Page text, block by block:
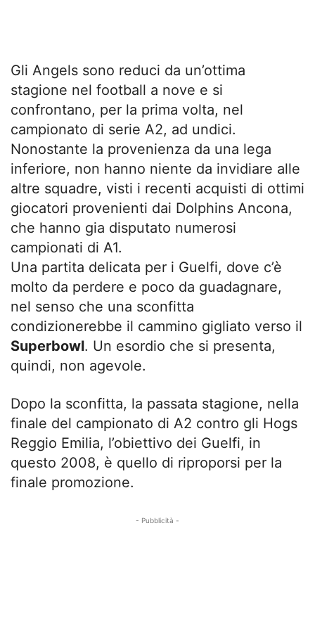
Gli Angels sono reduci da un’ottima
stagione nel football a nove e si
confrontano, per la prima volta, nel
campionato di serie A2, ad undici.
Nonostante la provenienza da una lega
inferiore, non hanno niente da invidiare alle
altre squadre, visti i recenti acquisti di ottimi
giocatori provenienti dai Dolphins Ancona,
che hanno gia disputato numerosi
campionati di A1.
Una partita delicata per i Guelfi, dove c’è
molto da perdere e poco da guadagnare,
nel senso che una sconfitta
condizionerebbe il cammino gigliato verso il
Superbowl. Un esordio che si presenta,
quindi, non agevole.
Dopo la sconfitta, la passata stagione, nella
finale del campionato di A2 contro gli Hogs
Reggio Emilia, l’obiettivo dei Guelfi, in
questo 2008, è quello di riproporsi per la
finale promozione.
- Pubblicità -